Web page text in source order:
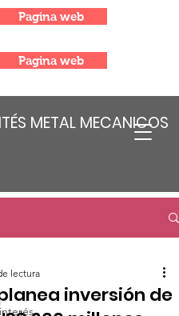
METAL MECANICOS
Pagina web
Pagina web
inversión de
lectura